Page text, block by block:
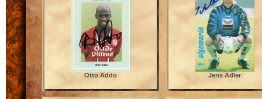
Otto Addo Jens Adler